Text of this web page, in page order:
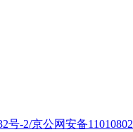
号-2/京公网安备